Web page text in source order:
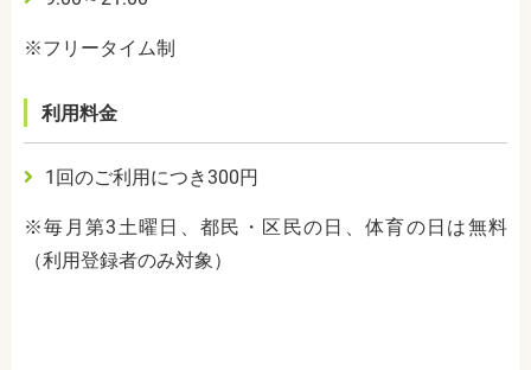
※フリータイム制
利用料金
1 回のご利用につき300円
※毎月第3土曜日、都民・区民の日、体育の日は無料
（利用登録者のみ対象）